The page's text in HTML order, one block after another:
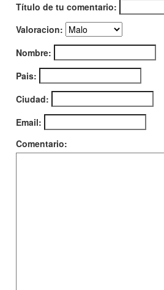
Título de tu comentario:
Valoracion:
Nombre:
Pais:
Ciudad:
Email:
Comentario: